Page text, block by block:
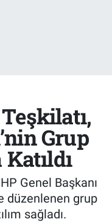
Grup
Genel Başkanı
düzenlenen grup
sağladı.